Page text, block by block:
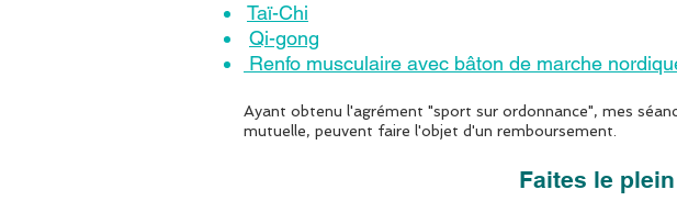
Taï-Chi
Qi-gong
Renfo musculaire avec bâton de marche
Ayant obtenu l'agrément "sport sur ordonnance", mes
mutuelle, peuvent faire l'objet d'un remboursement.
Faites le